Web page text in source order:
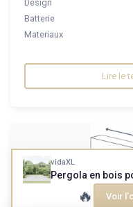
Design
Batterie
Materiaux
Lire le
vidaXL
🔥 Voir